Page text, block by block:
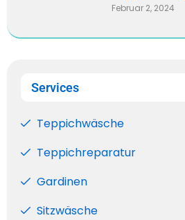
Februar 2, 2024
Services
Teppichwäsche
Teppichreparatur
Gardinen
Sitzwäsche